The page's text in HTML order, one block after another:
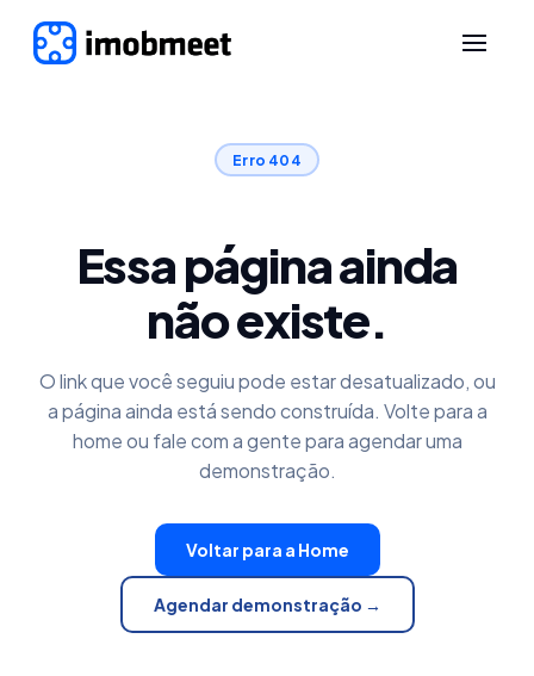
Erro 404
Essa página ainda
não existe.
O link que você seguiu pode estar desatualizado, ou
a página ainda está sendo construída. Volte para a
home ou fale com a gente para agendar uma
demonstração.
Voltar para a Home
Agendar demonstração →